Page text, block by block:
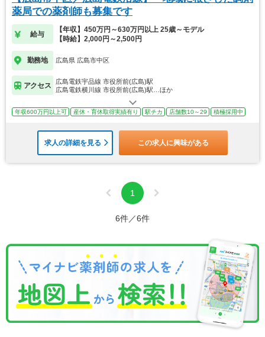
薬局での薬剤師も募集です
給与
【年収】450万円～630万円以上 25歳～モデル
【時給】2,000円～2,500円
勤務地 広島県 広島市中区
アクセス
広島電鉄宇品線 市役所前(広島)駅
広島電鉄横川線 市役所前(広島)駅…ほか
年収600万円以上可 産休・育休取得実績有り 駅チカ 店舗数10～29 積極採用中
求人の詳細を見る この求人に興味がある
1
6件／6件